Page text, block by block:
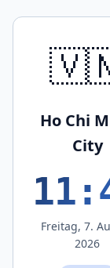
Ho Chi
City
Freitag, 7.
2026